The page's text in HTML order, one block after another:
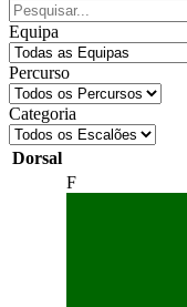
Equipa
Percurso
Categoria
Dorsal
F